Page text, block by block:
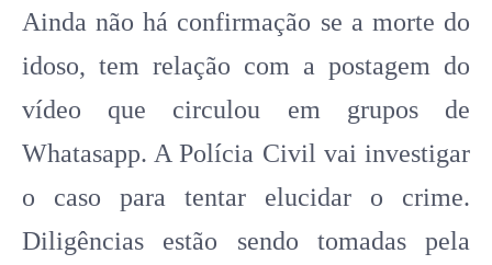
Ainda não há confirmação se a morte do
idoso, tem relação com a postagem do
vídeo que circulou em grupos de
Whatasapp. A Polícia Civil vai investigar
o caso para tentar elucidar o crime.
Diligências estão sendo tomadas pela